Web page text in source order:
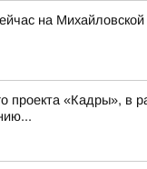
на
«Кадры», в